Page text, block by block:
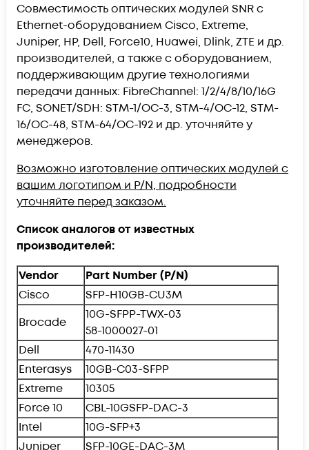
Совместимость оптических модулей SNR с
Ethernet-оборудованием Cisco, Extreme,
Juniper, HP, Dell, Force10, Huawei, Dlink, ZTE и др.
производителей, а также с оборудованием,
поддерживающим другие технологиями
передачи данных: FibreChannel: 1/2/4/8/10/16G
FC, SONET/SDH: STM-1/OC-3, STM-4/OC-12, STM-
16/OC-48, STM-64/OC-192 и др. уточняйте у
менеджеров.
Возможно изготовление оптических модулей с
вашим логотипом и P/N, подробности
уточняйте перед заказом.
Список аналогов от известных
производителей:
Vendor
Part Number (P/N)
Cisco
SFP-H10GB-CU3M
Brocade
10G-SFPP-TWX-03
58-1000027-01
Dell
470-11430
Enterasys
10GB-C03-SFPP
Extreme
10305
Force 10
CBL-10GSFP-DAC-3
Intel
10G-SFP+3
Juniper
SFP-10GE-DAC-3M